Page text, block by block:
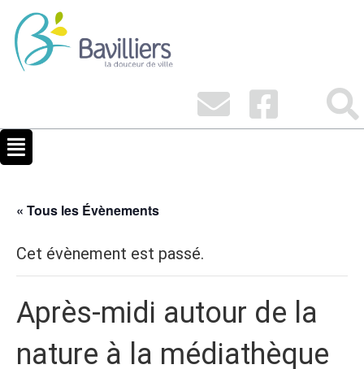
« Tous les Évènements
Cet évènement est passé.
Après-midi autour de la
nature à la médiathèque